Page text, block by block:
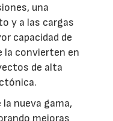
una
y a las cargas
capacidad de
la convierten en
de alta
nueva gama,
mejoras